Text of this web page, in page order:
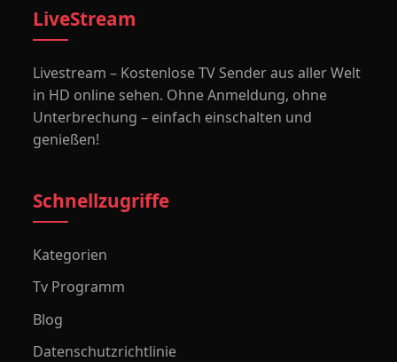
LiveStream
Livestream – Kostenlose TV Sender aus aller Welt
in HD online sehen. Ohne Anmeldung, ohne
Unterbrechung – einfach einschalten und
genießen!
Schnellzugriffe
Kategorien
Tv Programm
Blog
Datenschutzrichtlinie